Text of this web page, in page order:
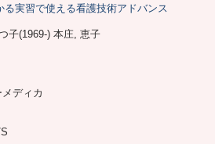
る実習で使える看護技術アドバンス
子(1969-) 本庄, 恵子
ディカ